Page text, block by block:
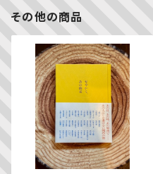
その他の商品